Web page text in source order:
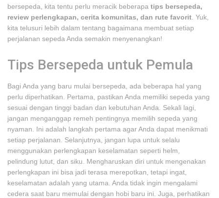
bersepeda, kita tentu perlu meracik beberapa tips bersepeda,
review perlengkapan, cerita komunitas, dan rute favorit . Yuk,
kita telusuri lebih dalam tentang bagaimana membuat setiap
perjalanan sepeda Anda semakin menyenangkan!
Tips Bersepeda untuk Pemula
Bagi Anda yang baru mulai bersepeda, ada beberapa hal yang
perlu diperhatikan. Pertama, pastikan Anda memiliki sepeda yang
sesuai dengan tinggi badan dan kebutuhan Anda. Sekali lagi,
jangan menganggap remeh pentingnya memilih sepeda yang
nyaman. Ini adalah langkah pertama agar Anda dapat menikmati
setiap perjalanan. Selanjutnya, jangan lupa untuk selalu
menggunakan perlengkapan keselamatan seperti helm,
pelindung lutut, dan siku. Mengharuskan diri untuk mengenakan
perlengkapan ini bisa jadi terasa merepotkan, tetapi ingat,
keselamatan adalah yang utama. Anda tidak ingin mengalami
cedera saat baru memulai dengan hobi baru ini. Juga, perhatikan